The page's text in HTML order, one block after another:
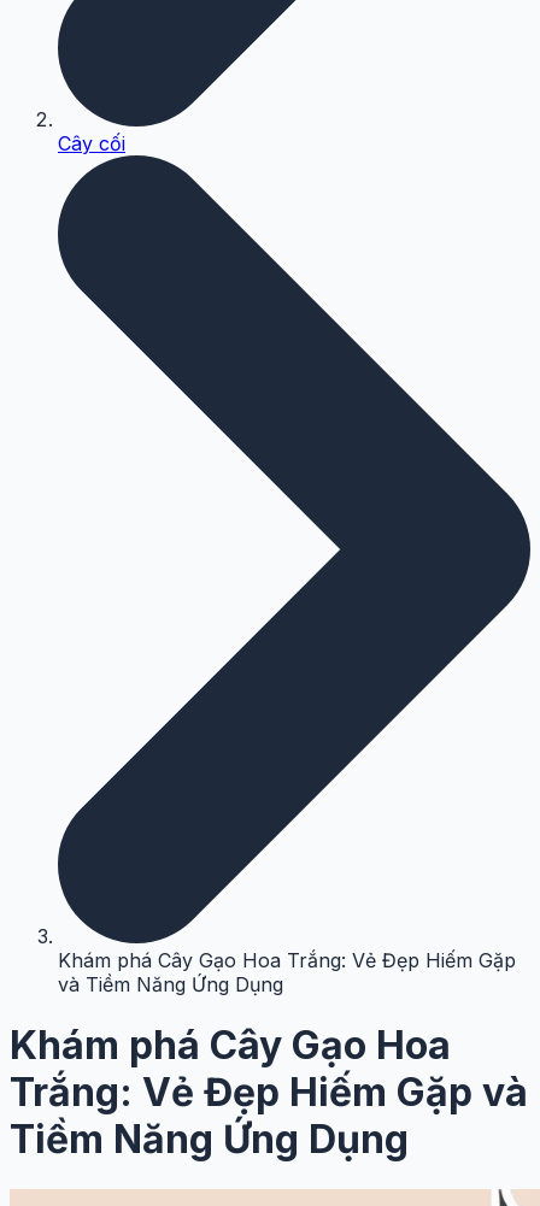
Cây cối
Khám phá Cây Gạo Hoa Trắng: Vẻ Đẹp Hiếm Gặp
và Tiềm Năng Ứng Dụng
Khám phá Cây Gạo Hoa
Trắng: Vẻ Đẹp Hiếm Gặp và
Tiềm Năng Ứng Dụng